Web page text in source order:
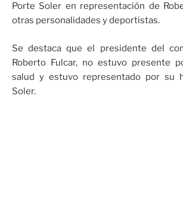
Porte Soler en representación de
otras personalidades y deportistas.
Se destaca que el presidente del
Roberto Fulcar, no estuvo presente
salud y estuvo representado por su
Soler.